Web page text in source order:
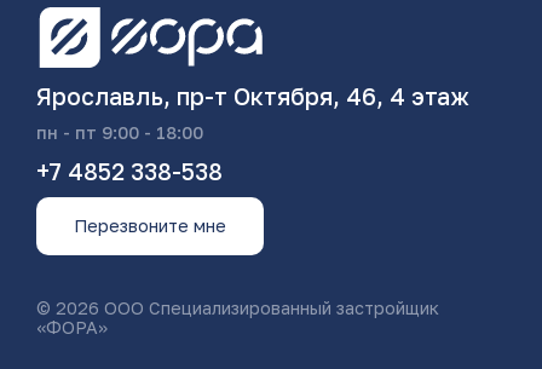
Ярославль, пр-т Октября, 46, 4 этаж
пн - пт 9:00 - 18:00
+7 4852 338-538
Перезвоните мне
© 2026 ООО Специализированный застройщик
«ФОРА»